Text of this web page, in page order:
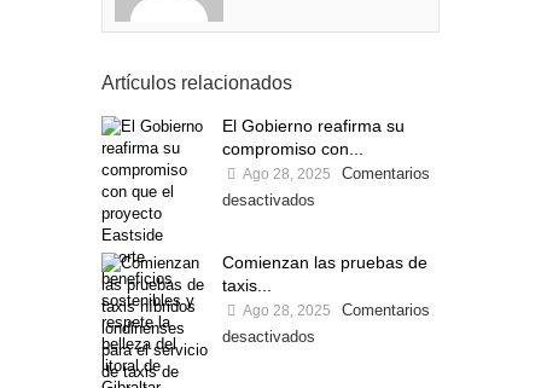
Artículos relacionados
El Gobierno reafirma su
compromiso con...
Ago 28, 2025
Comentarios
desactivados
Comienzan las pruebas de
taxis...
Ago 28, 2025
Comentarios
desactivados